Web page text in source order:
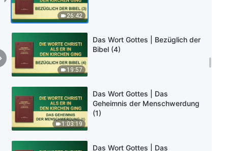
26:42
19:57
Das Wort Gottes | Bezüglich der
Bibel (4)
1:03:19
Das Wort Gottes | Das
Geheimnis der Menschwerdung
(1)
Das Wort Gottes | Das